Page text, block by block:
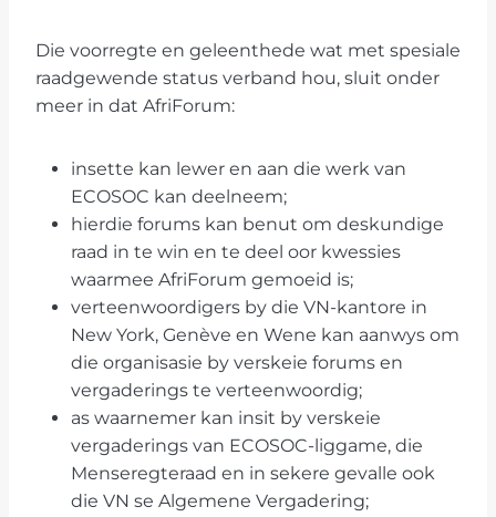
Die voorregte en geleenthede wat met spesiale
raadgewende status verband hou, sluit onder
meer in dat AfriForum:
insette kan lewer en aan die werk van
ECOSOC kan deelneem;
hierdie forums kan benut om deskundige
raad in te win en te deel oor kwessies
waarmee AfriForum gemoeid is;
verteenwoordigers by die VN-kantore in
New York, Genève en Wene kan aanwys om
die organisasie by verskeie forums en
vergaderings te verteenwoordig;
as waarnemer kan insit by verskeie
vergaderings van ECOSOC-liggame, die
Menseregteraad en in sekere gevalle ook
die VN se Algemene Vergadering;